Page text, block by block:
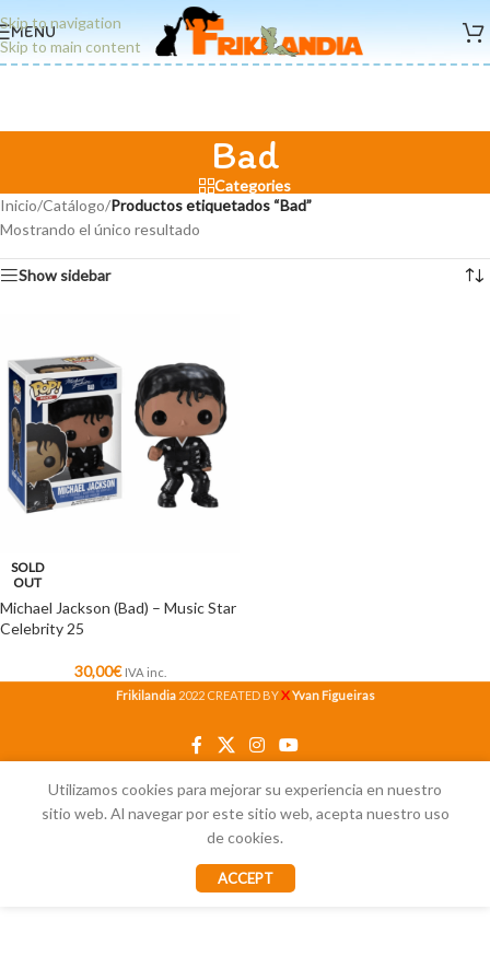
Skip to navigation
Skip to main content
MENU
Bad
Categories
Inicio/Catálogo/Productos etiquetados “Bad”
Mostrando el único resultado
Show sidebar
SOLD
OUT
Michael Jackson (Bad) – Music Star
Celebrity 25
30,00€ IVA inc.
Frikilandia 2022 CREATED BYXYvan Figueiras
Utilizamos cookies para mejorar su experiencia en nuestro
sitio web. Al navegar por este sitio web, acepta nuestro uso
de cookies.
ACCEPT